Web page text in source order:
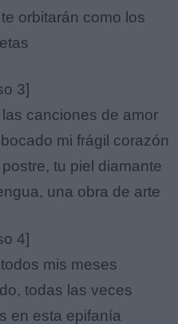
orbitarán como los
3]
canciones de amor
mi frágil corazón
tu piel diamante
una obra de arte
4]
mis meses
todas las veces
en esta epifanía